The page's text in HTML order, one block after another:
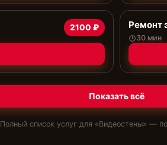
2100 ₽ Ремонт
30 мин
Показать всё
Полный список услуг для «Видеостены» — по